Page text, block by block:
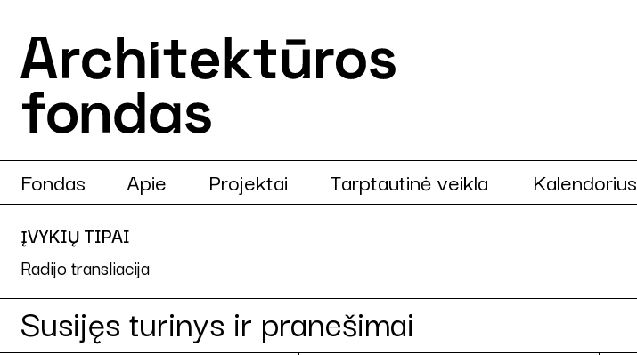
Fondas Apie Projektai Tarptautinė veikla Kalendorius
ĮVYKIŲ TIPAI
Radijo transliacija
Susijęs turinys ir pranešimai